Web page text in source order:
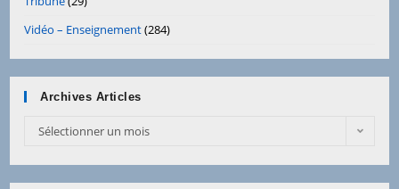
Vidéo – Enseignement(284)
Archives Articles
Sélectionner un mois